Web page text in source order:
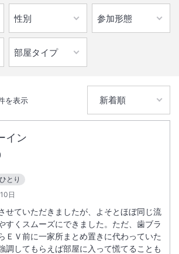
を表示
イン
ひとり
日
せていただきましたが、よそとほぼ同じ流
すくスムーズにできました。ただ、歯ブラ
ＥＶ前に一家所まとめ置きに代わっていた
調してもらえば部屋に入って慌てることも